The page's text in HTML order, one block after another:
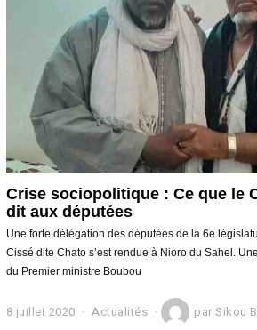
Crise sociopolitique : Ce que le
dit aux députées
Une forte délégation des députées de la 6e
Cissé dite Chato s’est rendue à Nioro du Sahel.
du Premier ministre Boubou
8 juillet 2020 Actualités parSikou